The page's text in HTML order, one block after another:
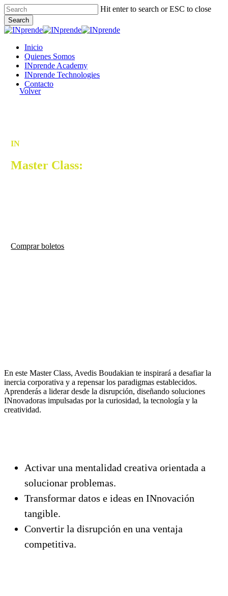
Skip
to
main
content
Hit enter to search or ESC to close
Search
Close
Menu
Inicio
Quienes Somos
INprende Academy
INprende Technologies
Contacto
Volver
IN
Master Class:
Comprar boletos
En este Master Class, Avedis Boudakian te inspirará a desafiar la
inercia corporativa y a repensar los paradigmas establecidos.
Aprenderás a liderar desde la disrupción, diseñando soluciones
INnovadoras impulsadas por la curiosidad, la tecnología y la
creatividad.
Activar una mentalidad creativa orientada a
solucionar problemas.
Transformar datos e ideas en INnovación
tangible.
Convertir la disrupción en una ventaja
competitiva.